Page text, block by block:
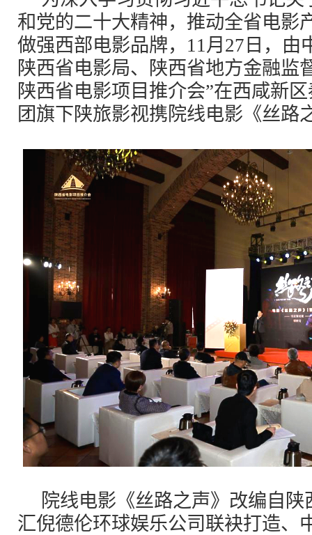
和党的二十大精神，推动全省电影
做强西部电影品牌，11月27日，由
陕西省电影局、陕西省地方金融监
陕西省电影项目推介会”在西咸新
团旗下陕旅影视携院线电影《丝路
院线电影《丝路之声》改编自
汇倪德伦环球娱乐公司联袂打造、